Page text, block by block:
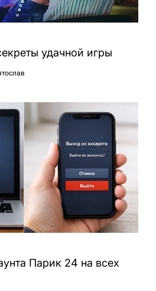
удачной игры
Парик 24 на всех